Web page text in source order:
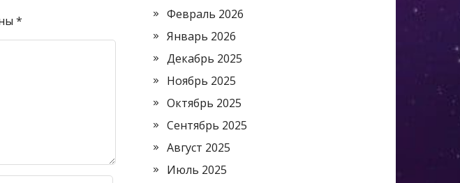
*
Февраль 2026
Январь 2026
Декабрь 2025
Ноябрь 2025
Октябрь 2025
Сентябрь 2025
Август 2025
Июль 2025